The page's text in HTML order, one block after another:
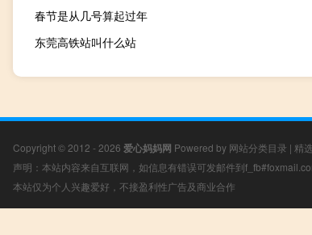
春节是从几号算起过年
东莞高铁站叫什么站
Copyright © 2012 - 2026 爱心妈妈网 Powered by 网站分类目录 | 精
声明：本站内容来自互联网，如信息有错误可发邮件到
本站仅为个人兴趣爱好，不接盈利性广告及商业合作